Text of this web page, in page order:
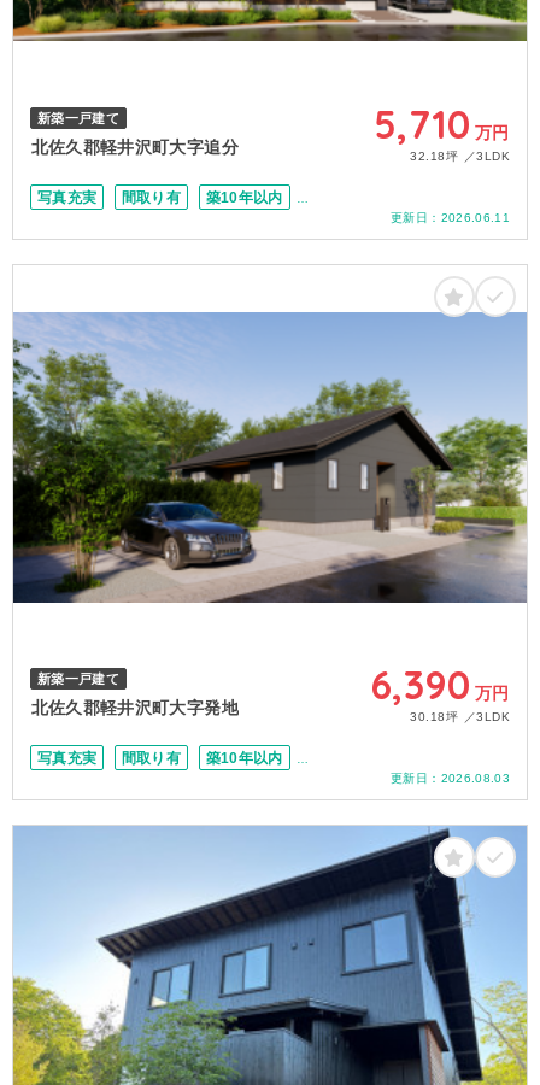
新築一戸建て
北佐久郡軽井沢町大字追分 5,710 万円
32.18坪 3LDK
写真充実 間取り有
築10年以内
駅徒歩20分以内
50坪以上
更新日： 2026.06.11
新築一戸建て
北佐久郡軽井沢町大字発地 6,390 万円
30.18坪 3LDK
写真充実 間取り有
築10年以内
更新日： 2026.08.03